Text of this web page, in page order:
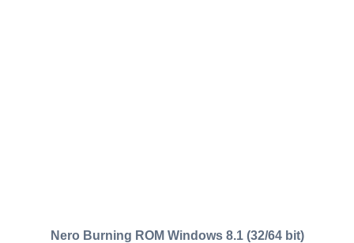
Nero Burning ROM Windows 8.1 (32/64 bit)